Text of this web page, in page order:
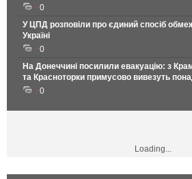
0
У ЦПД розповіли про єдиний спосіб
Україні
0
На Донеччині посилили евакуацію: з
та Красноторки примусово вивезуть
0
Loading...